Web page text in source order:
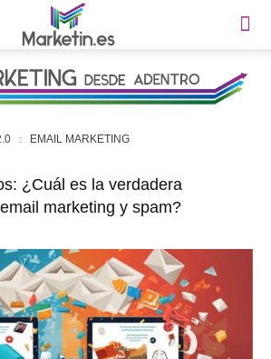
EMAIL MARKETING
¿Cuál es la verdadera
marketing y spam?